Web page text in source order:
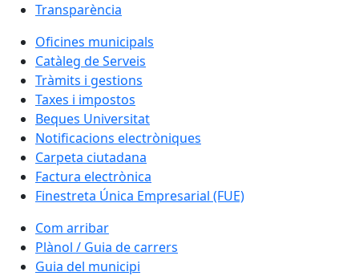
Transparència
Oficines municipals
Catàleg de Serveis
Tràmits i gestions
Taxes i impostos
Beques Universitat
Notificacions electròniques
Carpeta ciutadana
Factura electrònica
Finestreta Única Empresarial (FUE)
Com arribar
Plànol / Guia de carrers
Guia del municipi